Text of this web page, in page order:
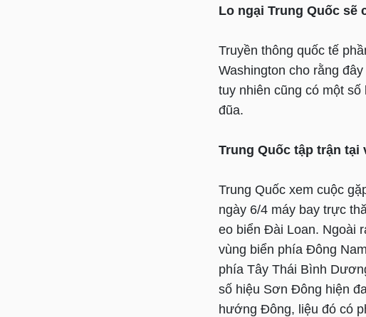
Lo ngại Trung Quốc sẽ
Truyền thông quốc tế
Washington cho rằng
tuy nhiên cũng có một
đũa.
Trung Quốc tập trận
Trung Quốc xem cuộc
ngày 6/4 máy bay trực
eo biển Đài Loan. Ngoài
vùng biển phía Đông
phía Tây Thái Bình
số hiệu Sơn Đông hiện
hướng Đông, liệu đó có